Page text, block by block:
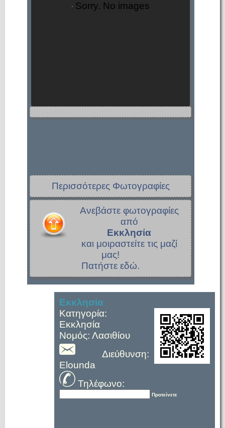
Sorry. No images
Περισσότερες Φωτογραφίες
Ανεβάστε φωτογραφίες
από
Εκκλησία
και μοιραστείτε τις μαζί
μας!
Πατήστε εδώ.
Εκκλησία
Κατηγορία:
Εκκλησία
Νομός: Λασιθίου
Διεύθυνση:
Elounda
Τηλέφωνο:
Προτείνετε